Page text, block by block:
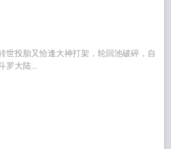
世投胎又恰逢大神打架，轮回池破碎，自
罗大陆...